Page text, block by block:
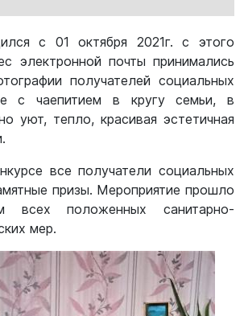
с 01 октября 2021г. с этого
электронной почты принимались
получателей социальных
с чаепитием в кругу семьи, в
уют, тепло, красивая эстетичная
все получатели социальных
призы. Мероприятие прошло
всех положенных санитарно-
мер.